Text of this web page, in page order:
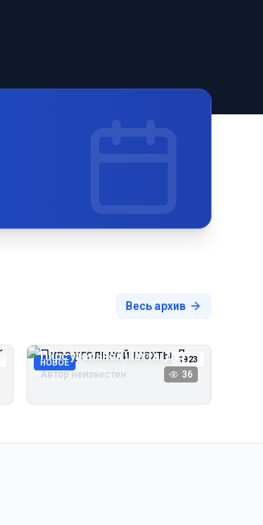
Весь архив
НОВОЕ 1923
Пирс угольной шахты Дуэ
Автор неизвестен 36